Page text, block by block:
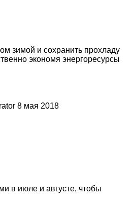
зимой и сохранить прохладу
экономя энергоресурсы
8 мая 2018
в июле и августе, чтобы